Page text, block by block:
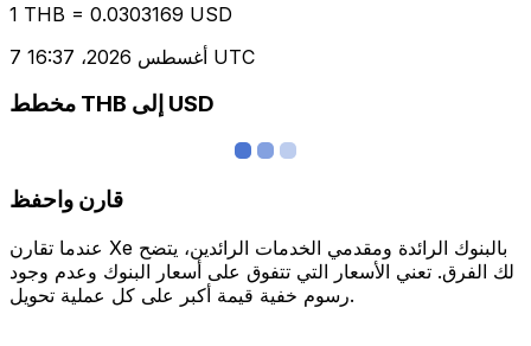
1 THB = 0.0303169 USD
7 أغسطس 2026، 16:37 UTC
مخطط THB إلى USD
قارن واحفظ
عندما تقارن Xe بالبنوك الرائدة ومقدمي الخدمات الرائدين، يتضح
لك الفرق. تعني الأسعار التي تتفوق على أسعار البنوك وعدم وجود
رسوم خفية قيمة أكبر على كل عملية تحويل.